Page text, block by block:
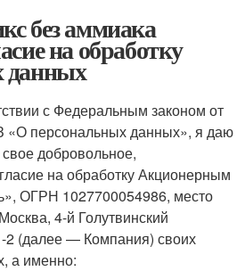
без аммиака
на обработку
данных
с Федеральным законом от
«О персональных данных», я даю
добровольное,
на обработку Акционерным
ОГРН 1027700054986, место
4-й Голутвинский
2 (далее — Компания) своих
а именно: